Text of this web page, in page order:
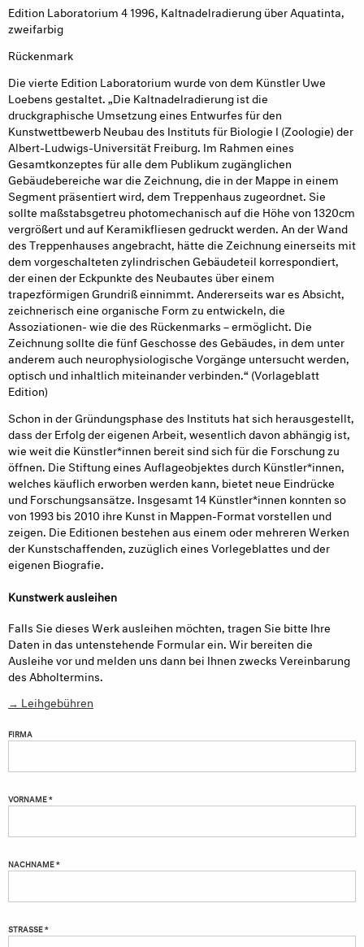
Edition Laboratorium 4 1996, Kaltnadelradierung über Aquatinta,
zweifarbig
Rückenmark
Die vierte Edition Laboratorium wurde von dem Künstler Uwe
Loebens gestaltet. „Die Kaltnadelradierung ist die
druckgraphische Umsetzung eines Entwurfes für den
Kunstwettbewerb Neubau des Instituts für Biologie I (Zoologie) der
Albert-Ludwigs-Universität Freiburg. Im Rahmen eines
Gesamtkonzeptes für alle dem Publikum zugänglichen
Gebäudebereiche war die Zeichnung, die in der Mappe in einem
Segment präsentiert wird, dem Treppenhaus zugeordnet. Sie
sollte maßstabsgetreu photomechanisch auf die Höhe von 1320cm
vergrößert und auf Keramikfliesen gedruckt werden. An der Wand
des Treppenhauses angebracht, hätte die Zeichnung einerseits mit
dem vorgeschalteten zylindrischen Gebäudeteil korrespondiert,
der einen der Eckpunkte des Neubautes über einem
trapezförmigen Grundriß einnimmt. Andererseits war es Absicht,
zeichnerisch eine organische Form zu entwickeln, die
Assoziationen- wie die des Rückenmarks – ermöglicht. Die
Zeichnung sollte die fünf Geschosse des Gebäudes, in dem unter
anderem auch neurophysiologische Vorgänge untersucht werden,
optisch und inhaltlich miteinander verbinden.“ (Vorlageblatt
Edition)
Schon in der Gründungsphase des Instituts hat sich herausgestellt,
dass der Erfolg der eigenen Arbeit, wesentlich davon abhängig ist,
wie weit die Künstler*innen bereit sind sich für die Forschung zu
öffnen. Die Stiftung eines Auflageobjektes durch Künstler*innen,
welches käuflich erworben werden kann, bietet neue Eindrücke
und Forschungsansätze. Insgesamt 14 Künstler*innen konnten so
von 1993 bis 2010 ihre Kunst in Mappen-Format vorstellen und
zeigen. Die Editionen bestehen aus einem oder mehreren Werken
der Kunstschaffenden, zuzüglich eines Vorlegeblattes und der
eigenen Biografie.
Kunstwerk ausleihen
Falls Sie dieses Werk ausleihen möchten, tragen Sie bitte Ihre
Daten in das untenstehende Formular ein. Wir bereiten die
Ausleihe vor und melden uns dann bei Ihnen zwecks Vereinbarung
des Abholtermins.
→ Leihgebühren
FIRMA
VORNAME *
NACHNAME *
STRASSE *